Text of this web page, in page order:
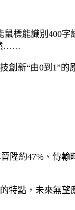
標能識別400字
……
新“由0到1”的
陞約47%、傳輸
特點，未來無望